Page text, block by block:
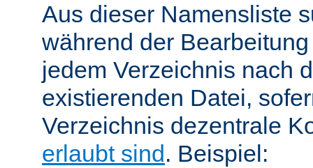
Aus dieser Namensliste
während der
jedem Verzeichnis nach
existierenden Datei,
Verzeichnis dezentrale
erlaubt sind . Beispiel: